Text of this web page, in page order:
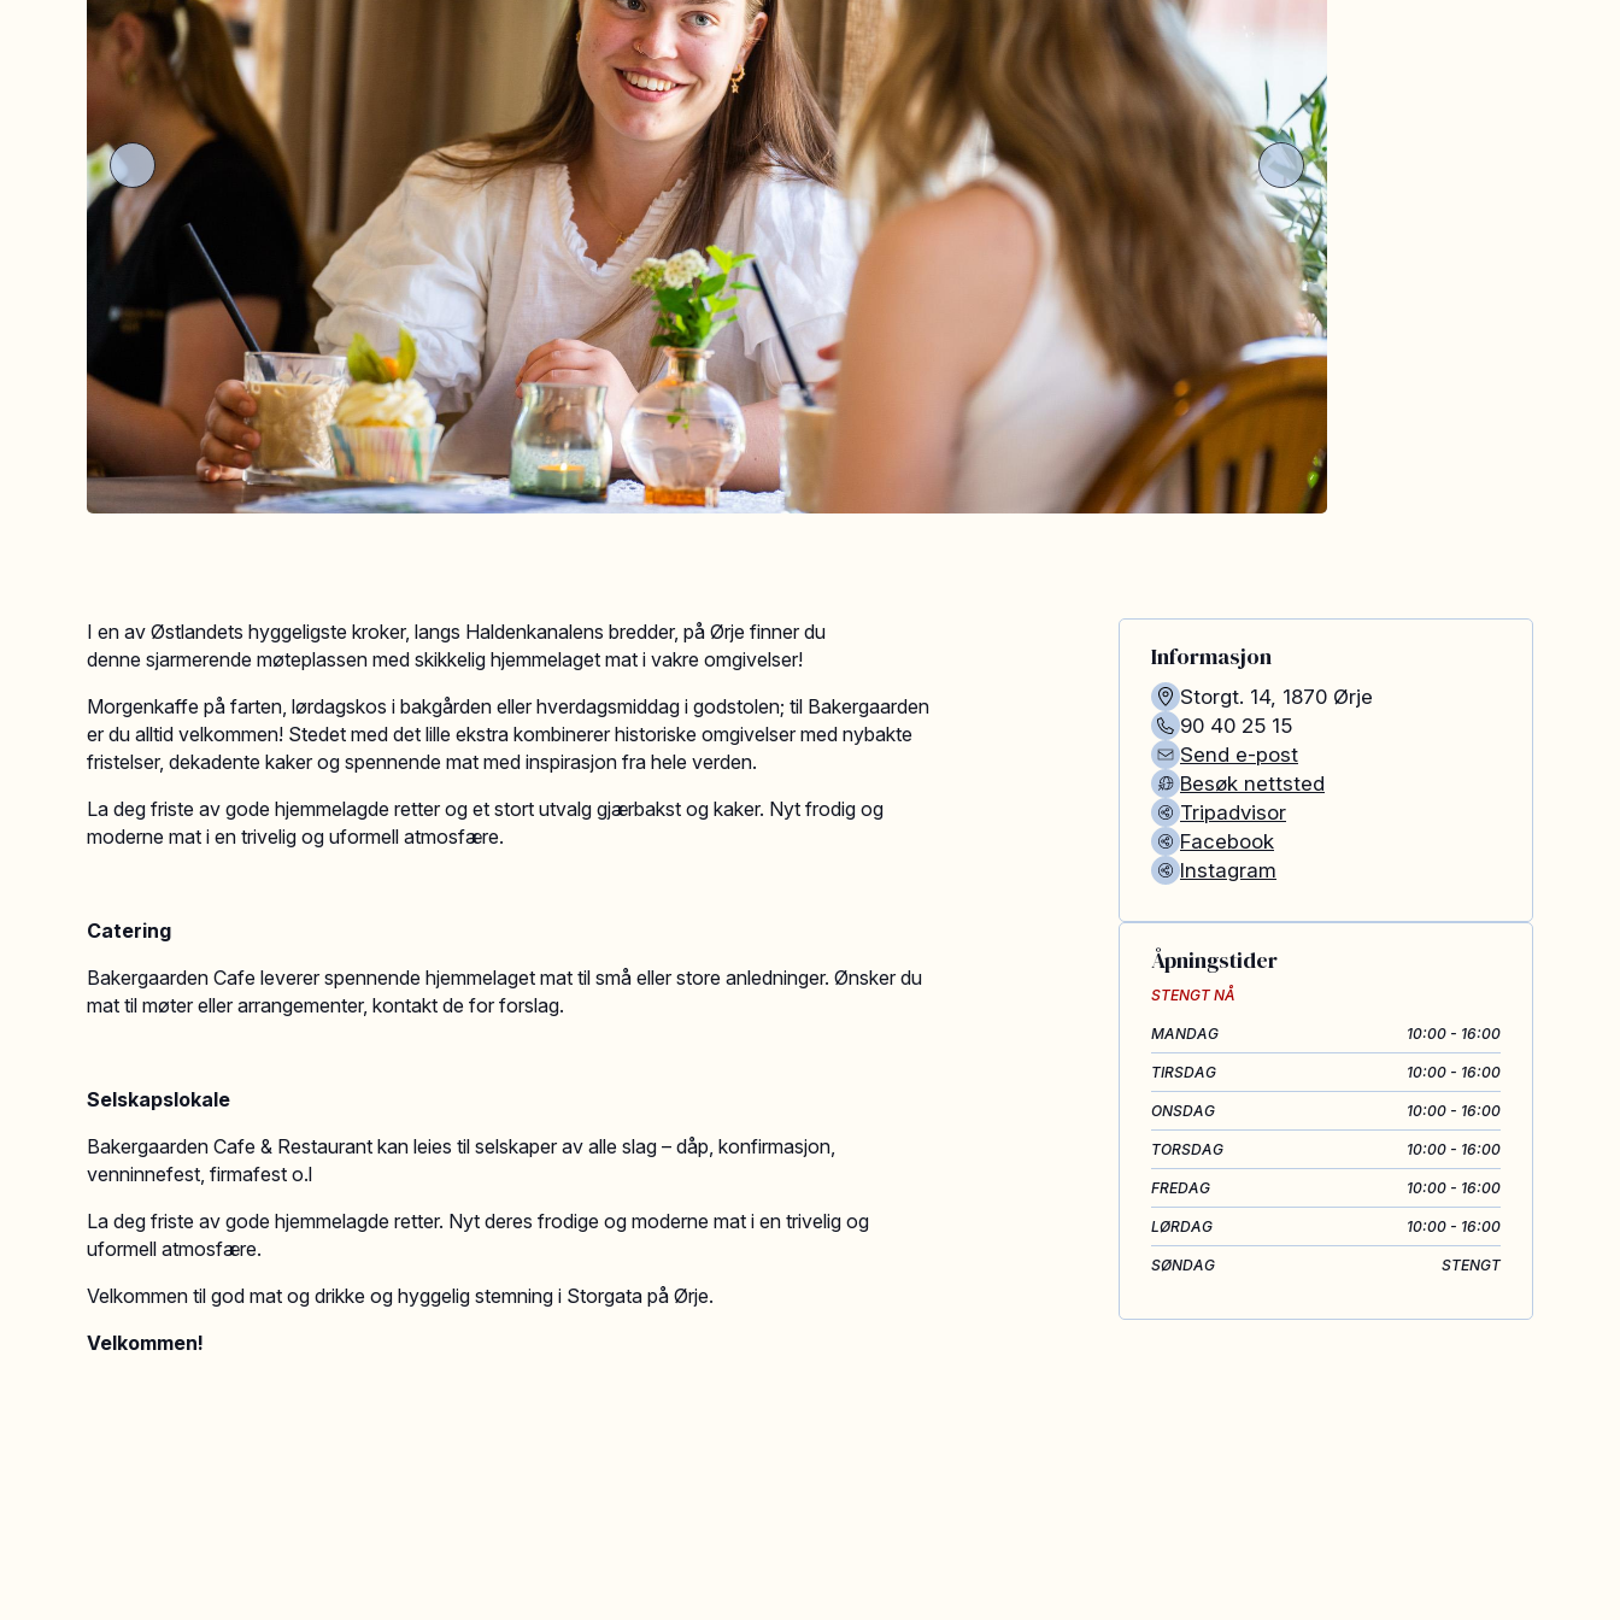
I en av Østlandets hyggeligste kroker, langs Haldenkanalens bredder, på Ørje finner du
denne sjarmerende møteplassen med skikkelig hjemmelaget mat i vakre omgivelser!
Morgenkaffe på farten, lørdagskos i bakgården eller hverdagsmiddag i godstolen; til Bakergaarden
er du alltid velkommen! Stedet med det lille ekstra kombinerer historiske omgivelser med nybakte
fristelser, dekadente kaker og spennende mat med inspirasjon fra hele verden.
La deg friste av gode hjemmelagde retter og et stort utvalg gjærbakst og kaker. Nyt frodig og
moderne mat i en trivelig og uformell atmosfære.
Catering
Bakergaarden Cafe leverer spennende hjemmelaget mat til små eller store anledninger. Ønsker du
mat til møter eller arrangementer, kontakt de for forslag.
Selskapslokale
Bakergaarden Cafe & Restaurant kan leies til selskaper av alle slag – dåp, konfirmasjon,
venninnefest, firmafest o.l
La deg friste av gode hjemmelagde retter. Nyt deres frodige og moderne mat i en trivelig og
uformell atmosfære.
Velkommen til god mat og drikke og hyggelig stemning i Storgata på Ørje.
Velkommen!
Informasjon
Storgt. 14, 1870 Ørje
90 40 25 15
Send e-post
Besøk nettsted
Tripadvisor
Facebook
Instagram
Åpningstider
STENGT NÅ
MANDAG 10:00 - 16:00
TIRSDAG 10:00 - 16:00
ONSDAG 10:00 - 16:00
TORSDAG 10:00 - 16:00
FREDAG 10:00 - 16:00
LØRDAG 10:00 - 16:00
SØNDAG STENGT